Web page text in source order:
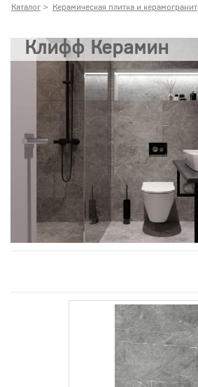
Каталог > Керамическая плитка и керамогранит
Клифф Керамин